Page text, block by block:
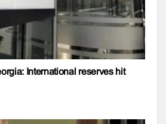
International reserves hit